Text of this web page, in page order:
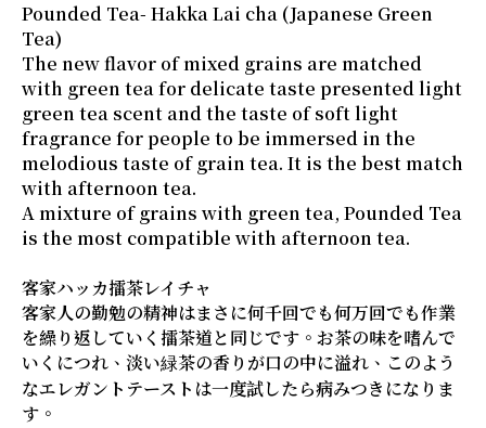
Pounded Tea- Hakka Lai cha (Japanese Green
Tea)
The new flavor of mixed grains are matched
with green tea for delicate taste presented light
green tea scent and the taste of soft light
fragrance for people to be immersed in the
melodious taste of grain tea. It is the best match
with afternoon tea.
A mixture of grains with green tea, Pounded Tea
is the most compatible with afternoon tea.
客家ハッカ擂茶レイチャ
客家人の勤勉の精神はまさに何千回でも何万回でも作業
を繰り返していく擂茶道と同じです。お茶の味を嗜んで
いくにつれ、淡い緑茶の香りが口の中に溢れ、このよう
なエレガントテーストは一度試したら病みつきになりま
す。